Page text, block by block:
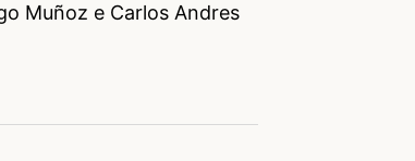
Muñoz e Carlos Andres